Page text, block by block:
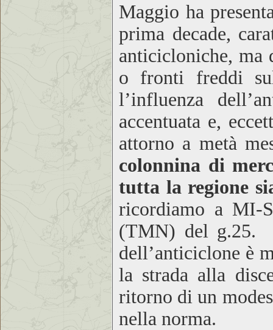
Maggio ha
prima decade,
anticicloniche, ma
o fronti freddi
l’influenza
accentuata e,
attorno a metà
colonnina di
tutta la regione
ricordiamo a MI-
(TMN) del g.25.
dell’anticiclone è
la strada alla
ritorno di un
nella norma.